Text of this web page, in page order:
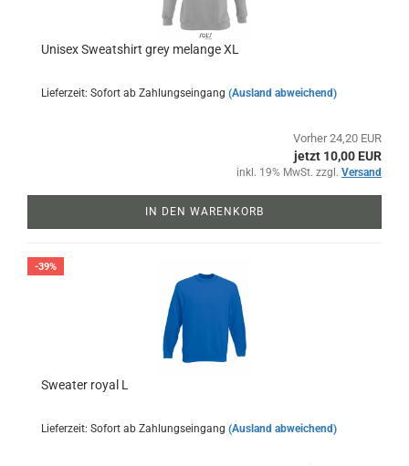
Unisex Sweatshirt grey melange XL
Lieferzeit: Sofort ab Zahlungseingang (Ausland abweichend)
Vorher 24,20 EUR
jetzt 10,00 EUR
inkl. 19% MwSt. zzgl. Versand
IN DEN WARENKORB
-39%
Sweater royal L
Lieferzeit: Sofort ab Zahlungseingang (Ausland abweichend)